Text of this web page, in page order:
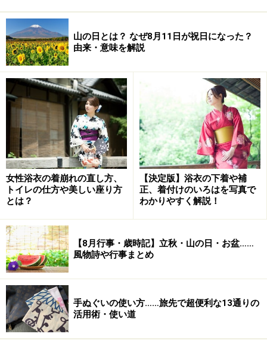
■お月見・十五夜クイズ 1……
夜」といいますが、これはいつ？
A：「8月15日」 ⇒×
B：「9月15日」 ⇒×
C：「毎年違う」 ⇒○
十五夜とは本来は満月のことですから、年に12回または
13回めぐってきます。中でも旧暦の8月は1年の中で最も
空が澄みわたり月が明るく美しいとされていたため、平
安時代から観月の宴が開催され、江戸時代から収穫祭と
して広く親しまれるようになり、十五夜といえば旧暦の
8月15日を指すようになりました。2025年の十五夜は10
月6日です。
旧暦を新暦に置き換え、9月15日が十五夜だと思ってい
る方も多いでしょう。しかし、月の満ち欠けを基準にし
ていた旧暦と、太陽の動きを基準にしている現在の暦に
ズレが生じるため、 毎年9月中旬～10月上旬の間に旧暦
の8月15日がやってきます。これだけ幅があると何かと
山の日とは？ なぜ8月11日が祝日になった？
由来・意味を解説
女性浴衣の着崩れの直し方、
トイレの仕方や美しい座り方
とは？
【決定版】浴衣の下着や補
正、着付けのいろはを写真で
わかりやすく解説！
【8月行事・歳時記】立秋・山の日・お盆……
風物詩や行事まとめ
手ぬぐいの使い方……旅先で超便利な13通りの
活用術・使い道